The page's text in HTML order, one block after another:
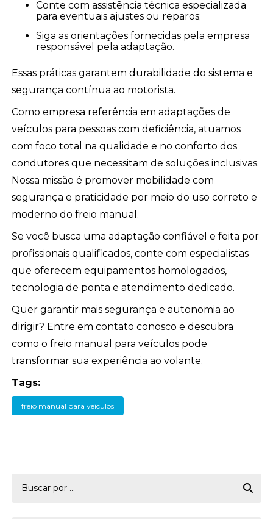
Conte com assistência técnica especializada
para eventuais ajustes ou reparos;
Siga as orientações fornecidas pela empresa
responsável pela adaptação.
Essas práticas garantem durabilidade do sistema e
segurança contínua ao motorista.
Como empresa referência em adaptações de
veículos para pessoas com deficiência, atuamos
com foco total na qualidade e no conforto dos
condutores que necessitam de soluções inclusivas.
Nossa missão é promover mobilidade com
segurança e praticidade por meio do uso correto e
moderno do freio manual.
Se você busca uma adaptação confiável e feita por
profissionais qualificados, conte com especialistas
que oferecem equipamentos homologados,
tecnologia de ponta e atendimento dedicado.
Quer garantir mais segurança e autonomia ao
dirigir? Entre em contato conosco e descubra
como o freio manual para veículos pode
transformar sua experiência ao volante.
Tags:
freio manual para veículos